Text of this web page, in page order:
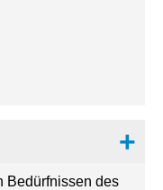
Bedürfnissen des